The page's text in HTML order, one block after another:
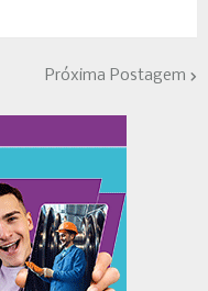
Próxima Postagem